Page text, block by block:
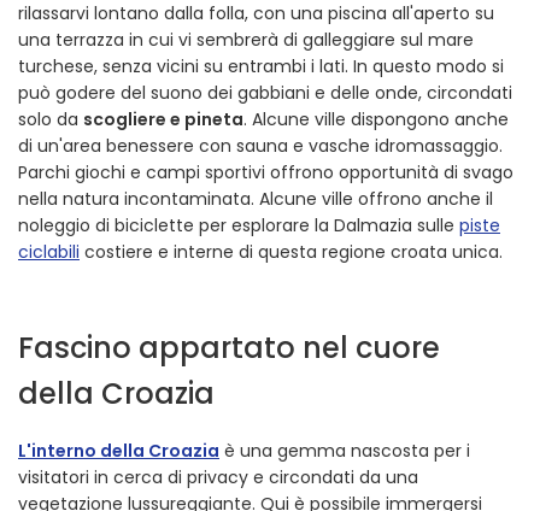
rilassarvi lontano dalla folla, con una piscina all'aperto su
una terrazza in cui vi sembrerà di galleggiare sul mare
turchese, senza vicini su entrambi i lati. In questo modo si
può godere del suono dei gabbiani e delle onde, circondati
solo da scogliere e pineta. Alcune ville dispongono anche
di un'area benessere con sauna e vasche idromassaggio.
Parchi giochi e campi sportivi offrono opportunità di svago
nella natura incontaminata. Alcune ville offrono anche il
noleggio di biciclette per esplorare la Dalmazia sulle piste
ciclabili costiere e interne di questa regione croata unica.
Fascino appartato nel cuore
della Croazia
L'interno della Croazia è una gemma nascosta per i
visitatori in cerca di privacy e circondati da una
vegetazione lussureggiante. Qui è possibile immergersi